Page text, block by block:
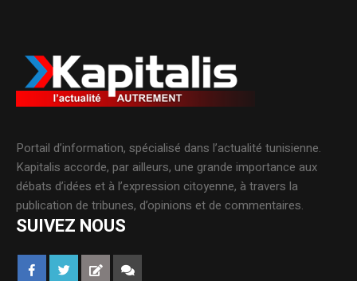
Portail d’information, spécialisé dans l’actualité tunisienne.
Kapitalis accorde, par ailleurs, une grande importance aux
débats d’idées et à l’expression citoyenne, à travers la
publication de tribunes, d’opinions et de commentaires.
SUIVEZ NOUS